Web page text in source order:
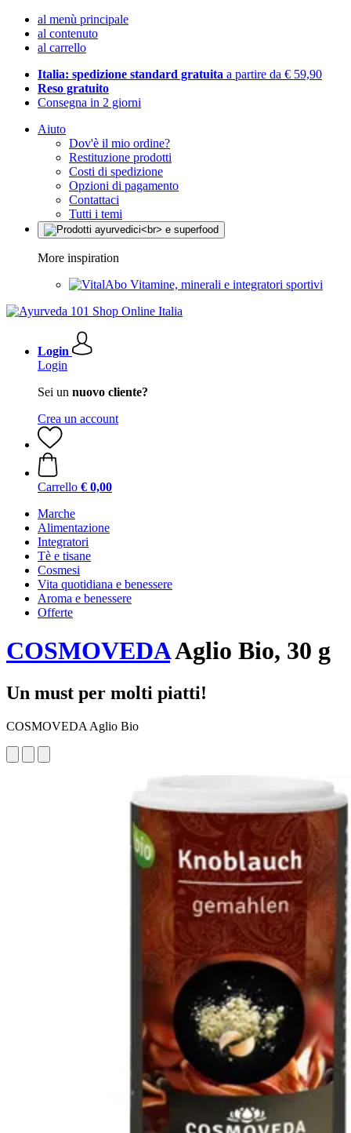
al menù principale
al contenuto
al carrello
Italia: spedizione standard gratuita a partire da € 59,90
Reso gratuito
Consegna in 2 giorni
Aiuto
Dov'è il mio ordine?
Restituzione prodotti
Costi di spedizione
Opzioni di pagamento
Contattaci
Tutti i temi
More inspiration
Vitamine, minerali e integratori sportivi
Login
Login
Sei un nuovo cliente?
Crea un account
Carrello € 0,00
Marche
Alimentazione
Integratori
Tè e tisane
Cosmesi
Vita quotidiana e benessere
Aroma e benessere
Offerte
COSMOVEDAAglio Bio, 30 g
Un must per molti piatti!
COSMOVEDA Aglio Bio